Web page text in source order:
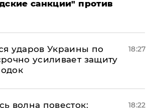
санкции" против
ударов Украины по
усиливает защиту
18:27
волна повесток:
18:22